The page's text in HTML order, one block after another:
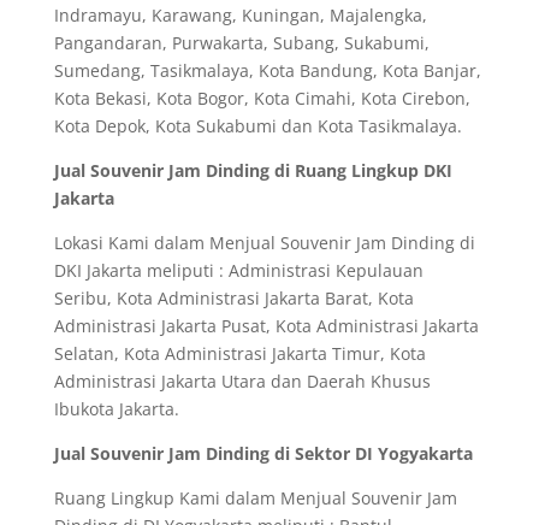
Indramayu, Karawang, Kuningan, Majalengka,
Pangandaran, Purwakarta, Subang, Sukabumi,
Sumedang, Tasikmalaya, Kota Bandung, Kota Banjar,
Kota Bekasi, Kota Bogor, Kota Cimahi, Kota Cirebon,
Kota Depok, Kota Sukabumi dan Kota Tasikmalaya.
Jual Souvenir Jam Dinding di Ruang Lingkup DKI
Jakarta
Lokasi Kami dalam Menjual Souvenir Jam Dinding di
DKI Jakarta meliputi : Administrasi Kepulauan
Seribu, Kota Administrasi Jakarta Barat, Kota
Administrasi Jakarta Pusat, Kota Administrasi Jakarta
Selatan, Kota Administrasi Jakarta Timur, Kota
Administrasi Jakarta Utara dan Daerah Khusus
Ibukota Jakarta.
Jual Souvenir Jam Dinding di Sektor DI Yogyakarta
Ruang Lingkup Kami dalam Menjual Souvenir Jam